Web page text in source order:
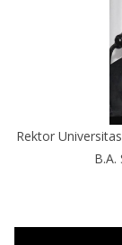
Rektor
B.A.